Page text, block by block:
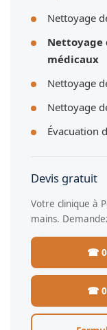
Nettoyage
Nettoyage
médicaux
Nettoyage
Nettoyage
Évacuation
Devis gratuit
Votre clinique à
mains.
☎
☎